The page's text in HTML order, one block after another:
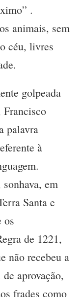
.
animais, sem
céu, livres
golpeada
Francisco
palavra
à
em
Santa e
os
de 1221,
não recebeu a
aprovação,
frades como